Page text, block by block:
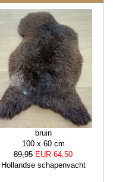
bruin
100 x 60 cm
89,95 EUR 64,50
Hollandse schapenvacht